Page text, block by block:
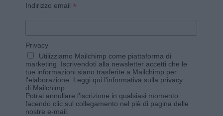
Indirizzo email *
Privacy
Utilizziamo Mailchimp come piattaforma di
marketing. Iscrivendoti alla newsletter accetti che le
tue informazioni siano trasferite a Mailchimp per
l'elaborazione. Leggi qui l'informativa sulla privacy
di Mailchimp
Potrai annullare l'iscrizione in qualsiasi momento
facendo clic sul collegamento nel piè di pagina delle
nostre e-mail.